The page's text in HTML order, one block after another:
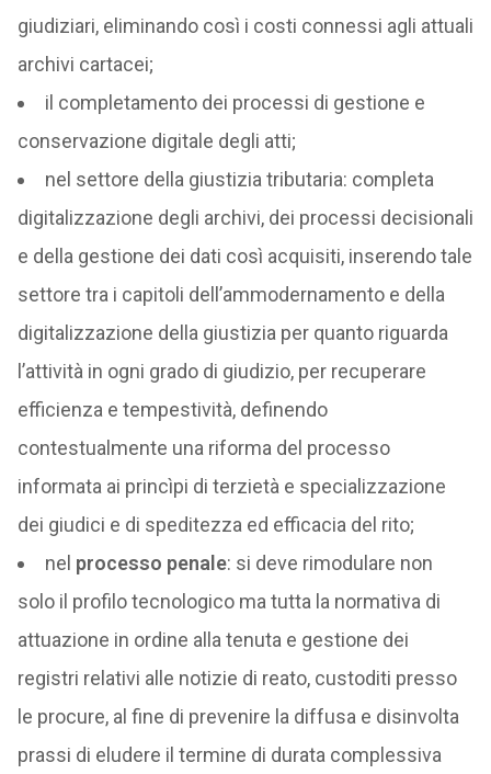
giudiziari, eliminando così i costi connessi agli attuali
archivi cartacei;
il completamento dei processi di gestione e
conservazione digitale degli atti;
nel settore della giustizia tributaria: completa
digitalizzazione degli archivi, dei processi decisionali
e della gestione dei dati così acquisiti, inserendo tale
settore tra i capitoli dell’ammodernamento e della
digitalizzazione della giustizia per quanto riguarda
l’attività in ogni grado di giudizio, per recuperare
efficienza e tempestività, definendo
contestualmente una riforma del processo
informata ai princìpi di terzietà e specializzazione
dei giudici e di speditezza ed efficacia del rito;
nel processo penale: si deve rimodulare non
solo il profilo tecnologico ma tutta la normativa di
attuazione in ordine alla tenuta e gestione dei
registri relativi alle notizie di reato, custoditi presso
le procure, al fine di prevenire la diffusa e disinvolta
prassi di eludere il termine di durata complessiva